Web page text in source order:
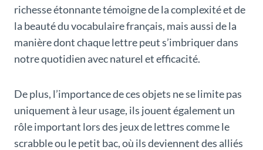
richesse étonnante témoigne de la complexité et de
la beauté du vocabulaire français, mais aussi de la
manière dont chaque lettre peut s’imbriquer dans
notre quotidien avec naturel et efficacité.
De plus, l’importance de ces objets ne se limite pas
uniquement à leur usage, ils jouent également un
rôle important lors des jeux de lettres comme le
scrabble ou le petit bac, où ils deviennent des alliés